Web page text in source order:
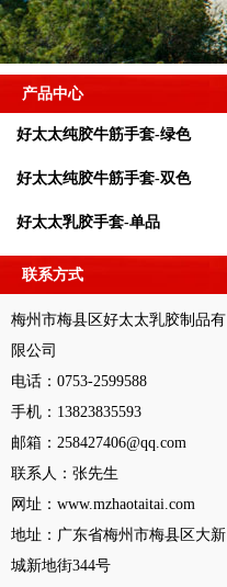
产品中心
好太太纯胶牛筋手套-绿色
好太太纯胶牛筋手套-双色
好太太乳胶手套-单品
联系方式
梅州市梅县区好太太乳胶制品有
限公司
电话：0753-2599588
手机：13823835593
邮箱：258427406@qq.com
联系人：张先生
网址：www.mzhaotaitai.com
地址：广东省梅州市梅县区大新
城新地街344号